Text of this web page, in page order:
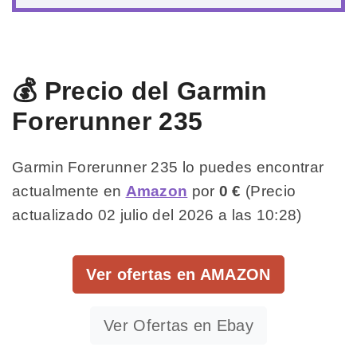
💰 Precio del Garmin
Forerunner 235
Garmin Forerunner 235 lo puedes encontrar
actualmente en Amazon por 0 € (Precio
actualizado 02 julio del 2026 a las 10:28)
Ver ofertas en AMAZON
Ver Ofertas en Ebay